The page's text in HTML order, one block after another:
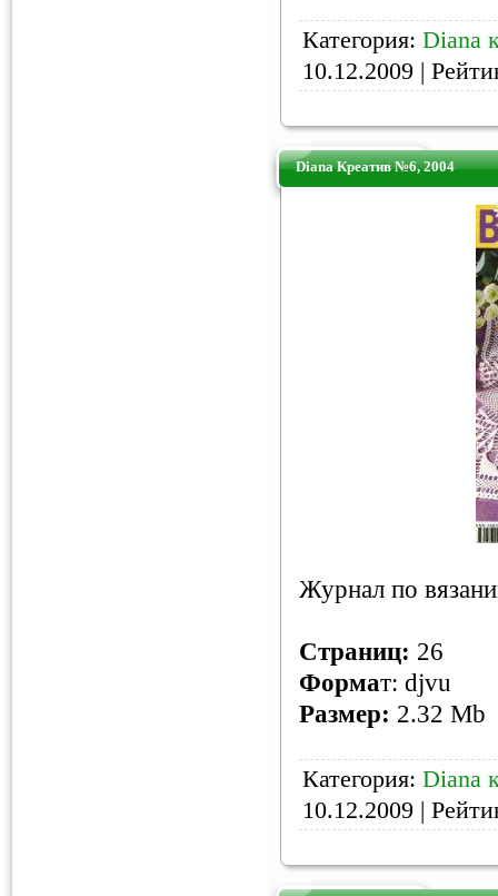
Категория: Diana
10.12.2009 |
Diana Креатив №6, 2004
Журнал по
Страниц: 26
Формат: djvu
Размер: 2.32 Mb
Категория: Diana
10.12.2009 |